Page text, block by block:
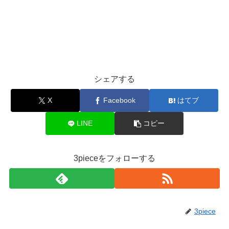
シェアする
X Facebook はてブ
LINE コピー
3pieceをフォローする
3piece